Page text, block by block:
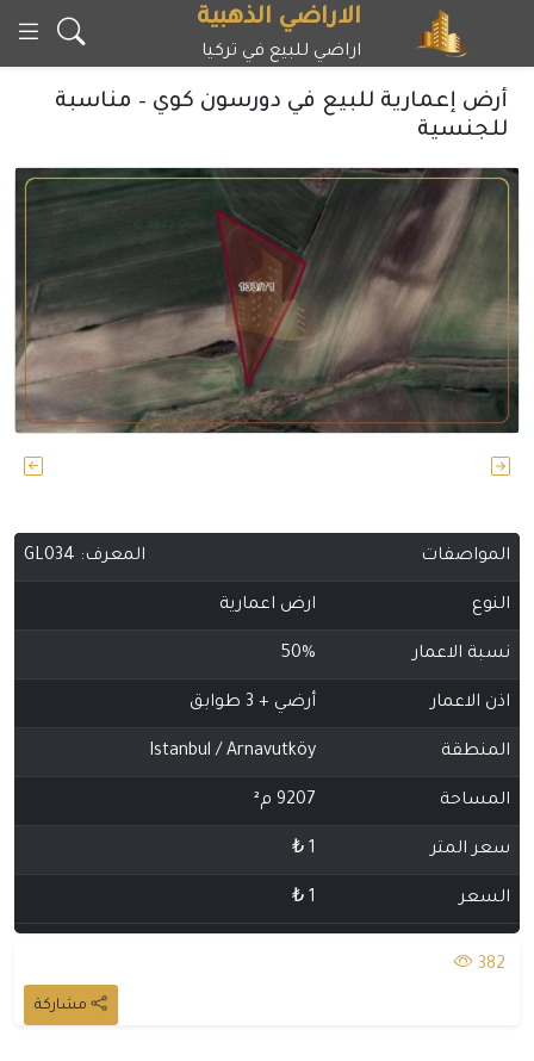
المحتوى
الاراضي الذهبية
اراضي للبيع في تركيا
أرض إعمارية للبيع في دورسون كوي – مناسبة
للجنسية
المواصفات المعرف: GL034
النوع ارض اعمارية
نسبة الاعمار 50%
اذن الاعمار أرضي + 3 طوابق
المنطقة Istanbul / Arnavutköy
المساحة 9207 م²
سعر المتر 1 ₺
السعر 1 ₺
382